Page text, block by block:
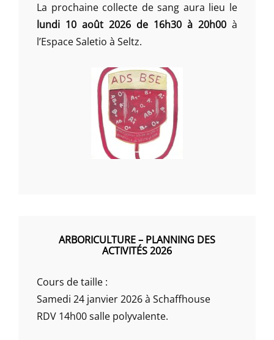
La prochaine collecte de sang aura lieu le
lundi 10 août 2026 de 16h30 à 20h00 à
l’Espace Saletio à Seltz.
ARBORICULTURE – PLANNING DES
ACTIVITÉS 2026
Cours de taille :
Samedi 24 janvier 2026 à Schaffhouse
RDV 14h00 salle polyvalente.